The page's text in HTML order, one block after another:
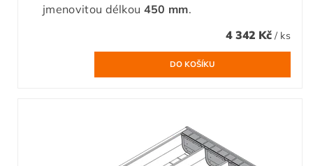
jmenovitou délkou 450 mm.
4 342 Kč / ks